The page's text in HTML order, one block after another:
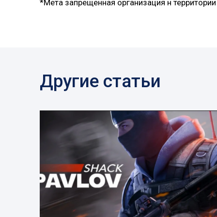
*Мета запрещенная организация н
Другие статьи